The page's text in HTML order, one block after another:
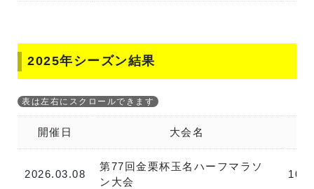
2025年シーズン結果
開催日 大会名
2026.03.08
第77回金栗杯玉名ハーフマラソ
ン大会